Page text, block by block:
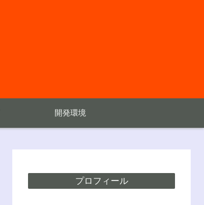
開発環境
プロフィール